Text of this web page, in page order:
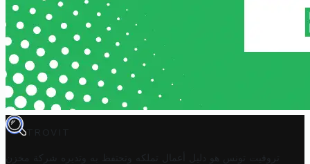
TROVIT
تروفيت تونس هو دليل أعمال تملكه وتحتفظ به وتديره
شركة مخزن